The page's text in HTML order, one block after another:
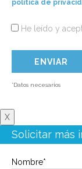
politica de
He leído y
*Datos necesarios
X
Solicitar más
Nombre*